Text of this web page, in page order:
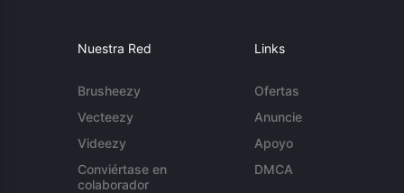
Nuestra Red
Brusheezy
Vecteezy
Videezy
Conviértase en
colaborador
Links
Ofertas
Anuncie
Apoyo
DMCA